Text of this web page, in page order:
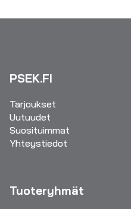
PSEK.FI
Tarjoukset
Uutuudet
Suosituimmat
Yhteystiedot
Tuoteryhmät